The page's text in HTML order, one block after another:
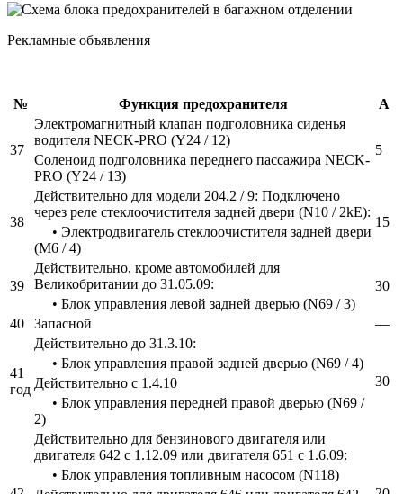
Рекламные объявления
№ Функция предохранителя А
37
Электромагнитный клапан подголовника сиденья
водителя NECK-PRO (Y24 / 12)
5
Соленоид подголовника переднего пассажира NECK-
PRO (Y24 / 13)
38
Действительно для модели 204.2 / 9: Подключено
через реле стеклоочистителя задней двери (N10 / 2kE):
15
• Электродвигатель стеклоочистителя задней двери
(M6 / 4)
39
Действительно, кроме автомобилей для
Великобритании до 31.05.09:
30
• Блок управления левой задней дверью (N69 / 3)
40
Запасной —
41
год
Действительно до 31.3.10:
30
• Блок управления правой задней дверью (N69 / 4)
Действительно с 1.4.10
• Блок управления передней правой дверью (N69 /
2)
Действительно для бензинового двигателя или
двигателя 642 с 1.12.09 или двигателя 651 с 1.6.09:
• Блок управления топливным насосом (N118)